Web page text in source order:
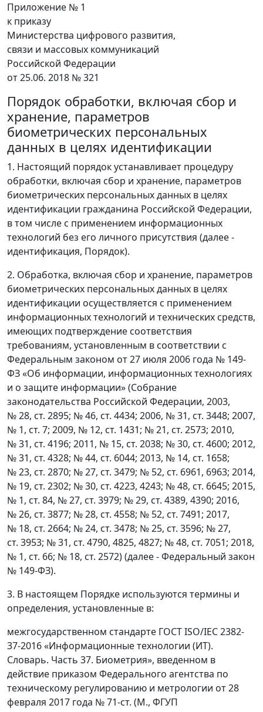
Приложение № 1
к приказу
Министерства цифрового развития,
связи и массовых коммуникаций
Российской Федерации
от 25.06. 2018 № 321
Порядок обработки, включая сбор и
хранение, параметров
биометрических персональных
данных в целях идентификации
1. Настоящий порядок устанавливает процедуру
обработки, включая сбор и хранение, параметров
биометрических персональных данных в целях
идентификации гражданина Российской Федерации,
в том числе с применением информационных
технологий без его личного присутствия (далее -
идентификация, Порядок).
2. Обработка, включая сбор и хранение, параметров
биометрических персональных данных в целях
идентификации осуществляется с применением
информационных технологий и технических средств,
имеющих подтверждение соответствия
требованиям, установленным в соответствии с
Федеральным законом от 27 июля 2006 года № 149-
ФЗ «Об информации, информационных технологиях
и о защите информации» (Собрание
законодательства Российской Федерации, 2003,
№ 28, ст. 2895; № 46, ст. 4434; 2006, № 31, ст. 3448; 2007,
№ 1, ст. 7; 2009, № 12, ст. 1431; № 21, ст. 2573; 2010,
№ 31, ст. 4196; 2011, № 15, ст. 2038; № 30, ст. 4600; 2012,
№ 31, ст. 4328; № 44, ст. 6044; 2013, № 14, ст. 1658;
№ 23, ст. 2870; № 27, ст. 3479; № 52, ст. 6961, 6963; 2014,
№ 19, ст. 2302; № 30, ст. 4223, 4243; № 48, ст. 6645; 2015,
№ 1, ст. 84, № 27, ст. 3979; № 29, ст. 4389, 4390; 2016,
№ 26, ст. 3877; № 28, ст. 4558; № 52, ст. 7491; 2017,
№ 18, ст. 2664; № 24, ст. 3478; № 25, ст. 3596; № 27,
ст. 3953; № 31, ст. 4790, 4825, 4827; № 48, ст. 7051; 2018,
№ 1, ст. 66; № 18, ст. 2572) (далее - Федеральный закон
№ 149-ФЗ).
3. В настоящем Порядке используются термины и
определения, установленные в:
межгосударственном стандарте ГОСТ ISO/IEC 2382-
37-2016 «Информационные технологии (ИТ).
Словарь. Часть 37. Биометрия», введенном в
действие приказом Федерального агентства по
техническому регулированию и метрологии от 28
февраля 2017 года № 71-ст. (М., ФГУП